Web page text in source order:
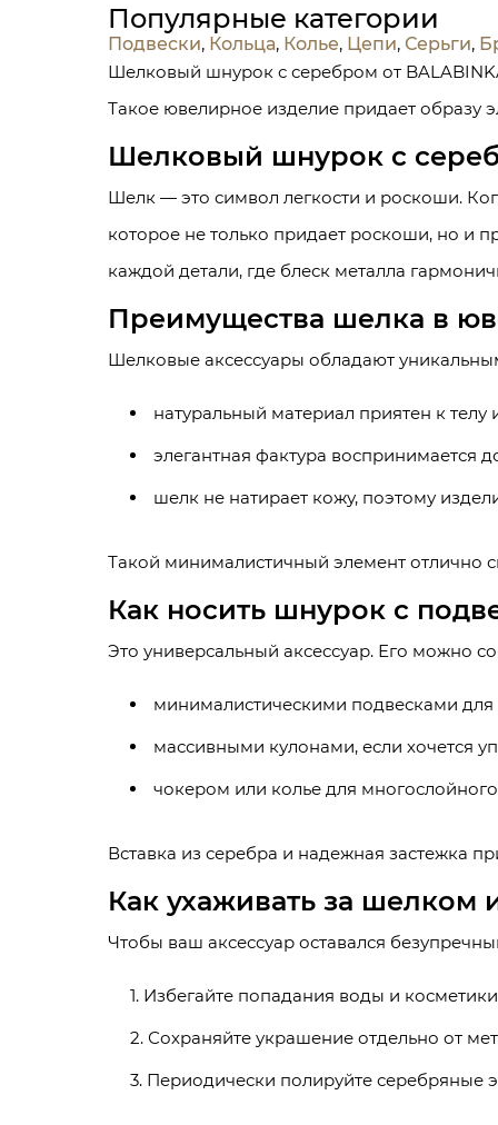
Популярные категории
Подвески, Кольца, Колье, Цепи, Серьги,
Шелковый шнурок с серебром от
Такое ювелирное изделие придает образу
Шелковый шнурок с
Шелк — это символ легкости и роскоши.
которое не только придает роскоши, но и
каждой детали, где блеск металла
Преимущества шелка в
Шелковые аксессуары обладают
натуральный материал приятен к телу
элегантная фактура воспринимается
шелк не натирает кожу, поэтому
Такой минималистичный элемент отлично
Как носить шнурок с
Это универсальный аксессуар. Его можно
минималистическими подвесками
массивными кулонами, если хочется
чокером или колье для многослойного
Вставка из серебра и надежная застежка
Как ухаживать за шелком
Чтобы ваш аксессуар оставался
Избегайте попадания воды и косметики
Сохраняйте украшение отдельно от
Периодически полируйте серебряные